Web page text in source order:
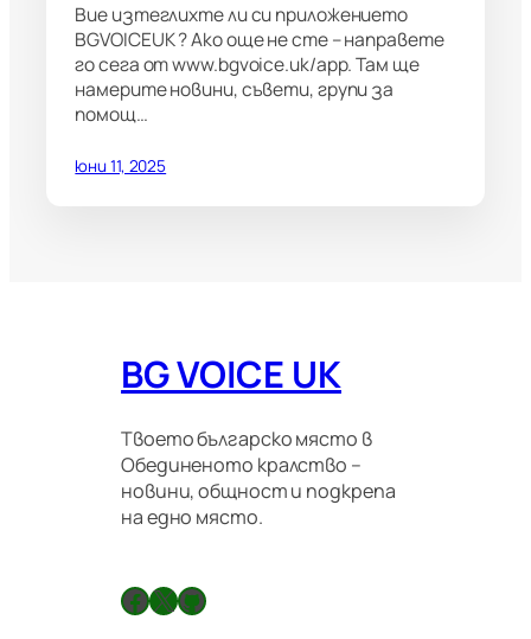
Вие изтеглихте ли си приложението
BGVOICEUK ? Ако още не сте – направете
го сега от www.bgvoice.uk/app. Там ще
намерите новини, съвети, групи за
помощ…
юни 11, 2025
BG VOICE UK
Твоето българско място в
Обединеното кралство –
новини, общност и подкрепа
на едно място.
Facebook X GitHub